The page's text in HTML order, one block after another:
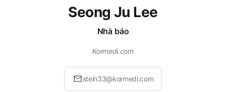
Seong Ju Lee
Nhà báo
Kormedi.com
mailstein33@kormedi.com